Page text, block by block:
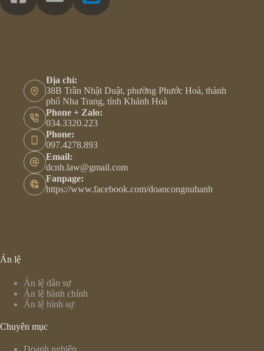
Địa chỉ:
38B Trần Nhật Duật, phường Phước Hoà, thành
phố Nha Trang, tỉnh Khánh Hoà
Phone + Zalo:
034.3320.223
Phone:
097.4278.893
Email:
dcnh.law@gmail.com
Fanpage:
https://www.facebook.com/doancongnuhanh
Án lệ
Án lệ dân sự
Án lệ hành chính
Án lệ hình sự
Chuyên mục
Doanh nghiệp